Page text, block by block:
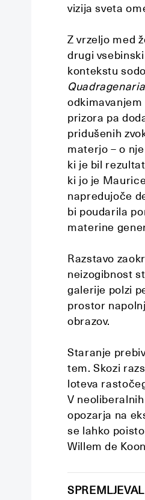
vizija sveta
Z vrzeljo med
drugi
kontekstu
prizora pa
pridušenih
materjo – o
ki je bil
ki jo je
napredujoče
bi poudarila
materine
Razstavo
neizogibnost
galerije polzi
prostor
obrazov.
Staranje
tem. Skozi
loteva
V
opozarja na
se lahko
Willem de